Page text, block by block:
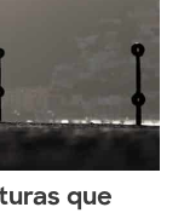
que